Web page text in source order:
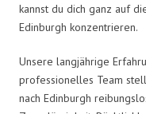
kannst du dich ganz auf
Edinburgh konzentrieren.
Unsere langjährige
professionelles Team
nach Edinburgh